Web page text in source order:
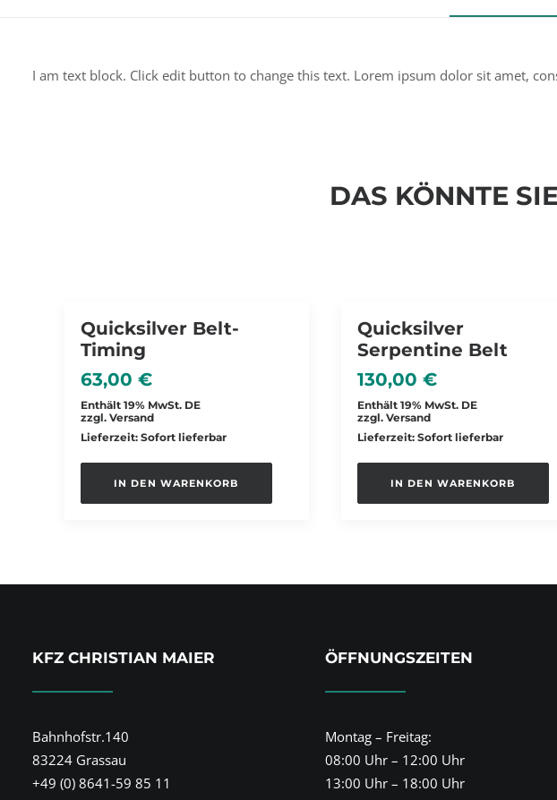
I am text block. Click edit button to change this text. Lorem ipsum dolor sit amet,
DAS KÖNNTE
Quicksilver Belt-
Timing
63,00 €
Enthält 19% MwSt. DE
zzgl. Versand
Lieferzeit: Sofort lieferbar
IN DEN WARENKORB
Quicksilver
Serpentine Belt
130,00 €
Enthält 19% MwSt. DE
zzgl. Versand
Lieferzeit: Sofort lieferbar
IN DEN WARENKORB
KFZ CHRISTIAN MAIER
Bahnhofstr.140
83224 Grassau
+49 (0) 8641-59 85 11
ÖFFNUNGSZEITEN
Montag – Freitag:
08:00 Uhr – 12:00 Uhr
13:00 Uhr – 18:00 Uhr